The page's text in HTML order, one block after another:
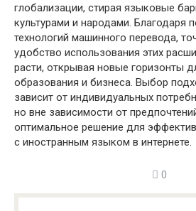
глобализации, стирая языковые
культурами и народами. Благодаря
технологий машинного перевода,
удобство использования этих
расти, открывая новые горизонты
образования и бизнеса. Выбор
зависит от индивидуальных
но вне зависимости от
оптимальное решение для
с иностранным языком в интернете.
0